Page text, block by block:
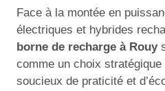
Face à la montée en
électriques et hybrides
borne de recharge à Rouy
comme un choix
soucieux de praticité et